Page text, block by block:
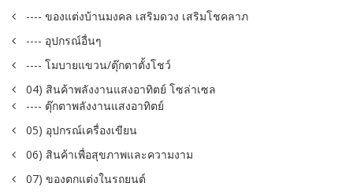
---- ของแต่งบ้านมงคล เสริมดวง เสริมโชคลาภ
---- อุปกรณ์อื่นๆ
---- โมบายแขวน/ตุ๊กตาตั้งโชว์
04) สินค้าพลังงานแสงอาทิตย์ โซล่าเซล
---- ตุ๊กตาพลังงานแสงอาทิตย์
05) อุปกรณ์เครื่องเขียน
06) สินค้าเพื่อสุขภาพและความงาม
07) ของตกแต่งในรถยนต์